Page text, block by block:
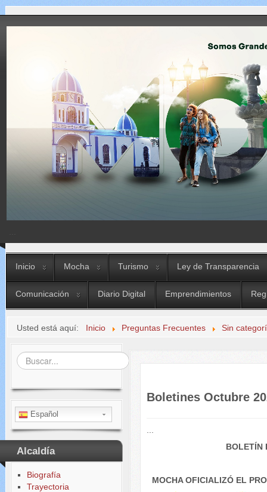
Inicio Mocha Turismo Ley de Transparencia
Comunicación Diario Digital Emprendimientos
Usted está aquí: Inicio Preguntas Frecuentes Sin
Buscar...
Español
Alcaldía
Biografía
Trayectoria
Boletines Octubre
BOLETÍN
MOCHA OFICIALIZÓ EL